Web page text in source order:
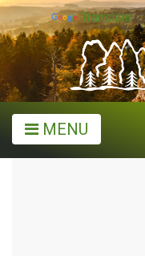
Translate
MENU